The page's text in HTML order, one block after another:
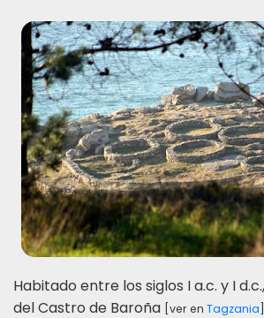
Habitado entre los siglos I a.c. y I
del Castro de Baroña [ver en Tagzania